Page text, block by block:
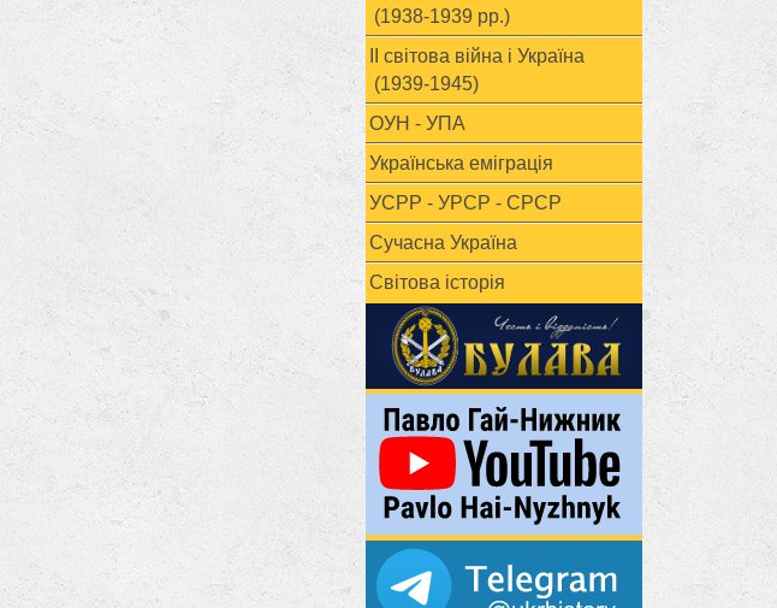
(1938-1939 рр.)
ІІ світова війна і Україна
(1939-1945)
ОУН - УПА
Українська еміграція
УСРР - УРСР - СРСР
Сучасна Україна
Світова історія